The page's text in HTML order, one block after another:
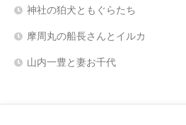
神社の狛犬ともぐらたち
摩周丸の船長さんとイルカ
山内一豊と妻お千代